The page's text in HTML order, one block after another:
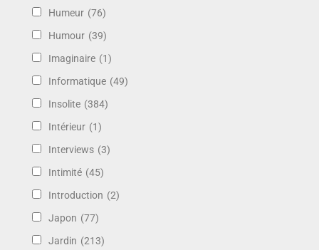
Humeur (76)
Humour (39)
Imaginaire (1)
Informatique (49)
Insolite (384)
Intérieur (1)
Interviews (3)
Intimité (45)
Introduction (2)
Japon (77)
Jardin (213)